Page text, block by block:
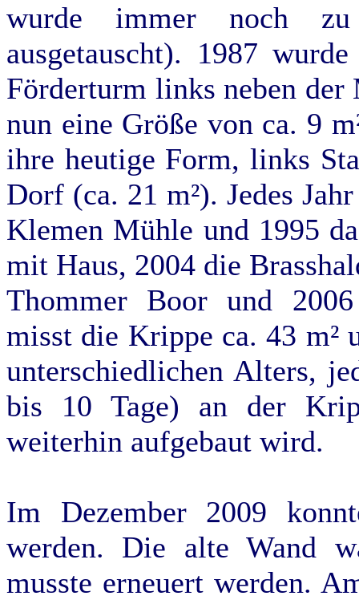
wurde immer noch
ausgetauscht). 1987
Förderturm links neben der
nun eine Größe von ca. 9
ihre heutige Form, links
Dorf (ca. 21 m²). Jedes
Klemen Mühle und 1995
mit Haus, 2004 die
Thommer Boor und
misst die Krippe ca. 43 m²
unterschiedlichen Alters,
bis 10 Tage) an der
weiterhin aufgebaut wird.
Im Dezember 2009
werden. Die alte Wand
musste erneuert werden.